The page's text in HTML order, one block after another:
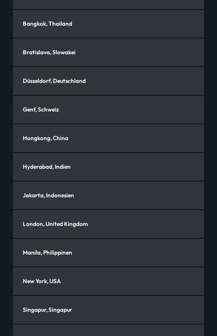
Bangkok, Thailand
Bratislava, Slowakei
Düsseldorf, Deutschland
Genf, Schweiz
Hongkong, China
Hyderabad, Indien
Jakarta, Indonesien
London, United Kingdom
Manila, Philippinen
New York, USA
Singapur, Singapur